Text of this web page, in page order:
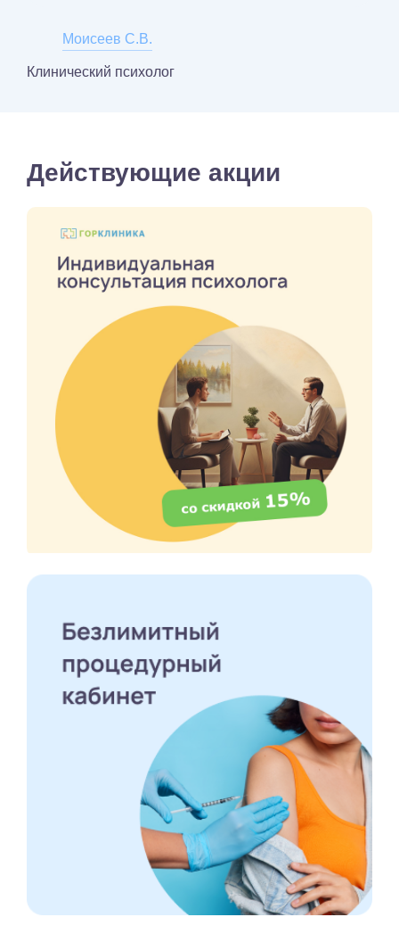
Моисеев С.В.
Клинический психолог
Действующие акции